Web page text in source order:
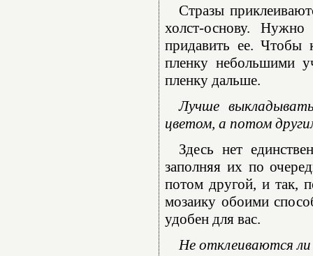
Стразы
холст-основу.
придавить ее. Чтобы
пленку небольшими
пленку дальше.
Лучше
цветом, а потом
Здесь нет
заполняя их по
потом другой, и так,
мозаику обоими
удобен для вас.
Не отклеиваются ли